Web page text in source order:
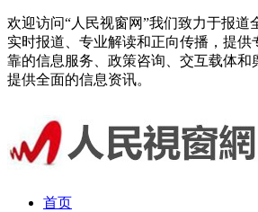
欢迎访问“人民视窗网”我们致力于报道
实时报道、专业解读和正向传播，提供
靠的信息服务、政策咨询、交互载体和
提供全面的信息资讯。
首页